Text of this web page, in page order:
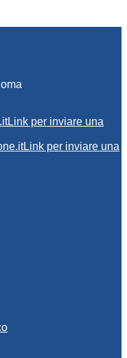
Link per inviare una
Link per inviare una